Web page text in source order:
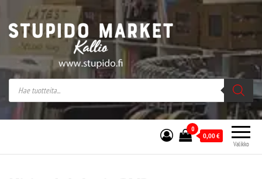
Stupido Market – verkossa ja kivijalassa
Stupido Market on vaihtoehtomusaan
erikoistunut verkko- sekä
kivijalkakauppa Helsingissä Kallion
sydämessä.
Valikko
0
0,00€